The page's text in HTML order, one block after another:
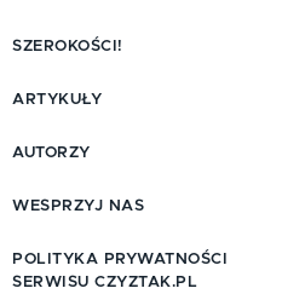
SZEROKOŚCI!
ARTYKUŁY
AUTORZY
WESPRZYJ NAS
POLITYKA PRYWATNOŚCI
SERWISU CZYZTAK.PL